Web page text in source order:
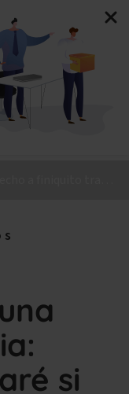
El Método MAPA, la
permanente.
si